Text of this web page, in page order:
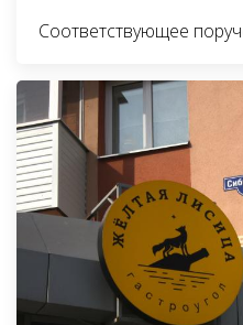
Соответствующее